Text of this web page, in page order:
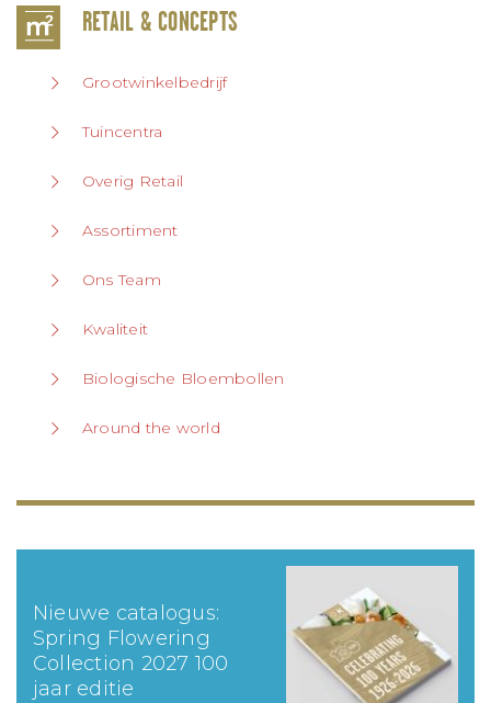
RETAIL & CONCEPTS
Grootwinkelbedrijf
Tuincentra
Overig Retail
Assortiment
Ons Team
Kwaliteit
Biologische Bloembollen
Around the world
Nieuwe catalogus:
Spring Flowering
Collection 2027 100
jaar editie